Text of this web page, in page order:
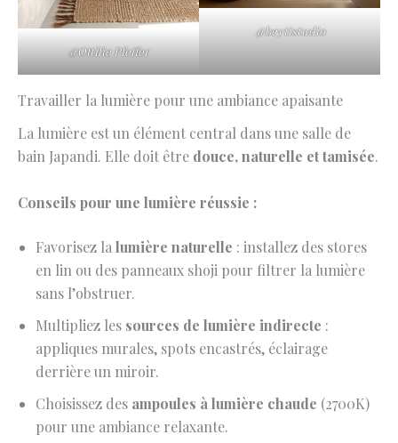
@Ottilie Pfeffer
@beytistudio
Travailler la lumière pour une ambiance apaisante
La lumière est un élément central dans une salle de
bain Japandi. Elle doit être douce, naturelle et tamisée.
Conseils pour une lumière réussie :
Favorisez la lumière naturelle : installez des stores
en lin ou des panneaux shoji pour filtrer la lumière
sans l’obstruer.
Multipliez les sources de lumière indirecte :
appliques murales, spots encastrés, éclairage
derrière un miroir.
Choisissez des ampoules à lumière chaude (2700K)
pour une ambiance relaxante.